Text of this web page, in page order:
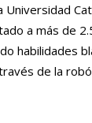
a más de
habilidades
de la